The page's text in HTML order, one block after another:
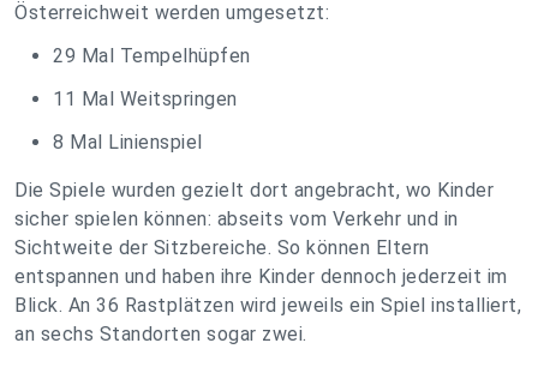
Österreichweit werden umgesetzt:
29 Mal Tempelhüpfen
11 Mal Weitspringen
8 Mal Linienspiel
Die Spiele wurden gezielt dort angebracht, wo Kinder
sicher spielen können: abseits vom Verkehr und in
Sichtweite der Sitzbereiche. So können Eltern
entspannen und haben ihre Kinder dennoch jederzeit im
Blick. An 36 Rastplätzen wird jeweils ein Spiel installiert,
an sechs Standorten sogar zwei.